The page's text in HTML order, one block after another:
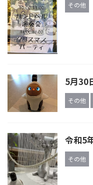
その他
5月30
その他
令和5
その他